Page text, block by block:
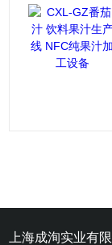
上海成洵实业有